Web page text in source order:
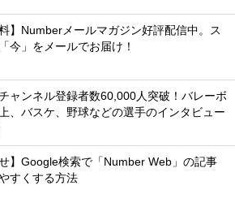
料】Numberメールマガジン好評配信中。ス
今」をメールでお届け！
ャンネル登録者数60,000人突破！バレーボ
、バスケ、野球などの選手のインタビュー
せ】Google検索で「Number Web」の記事
すくする方法